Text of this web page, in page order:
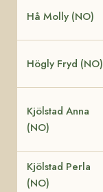
Hå Molly (NO)
Högly Fryd (NO)
Kjölstad Anna
(NO)
Kjölstad Perla
(NO)